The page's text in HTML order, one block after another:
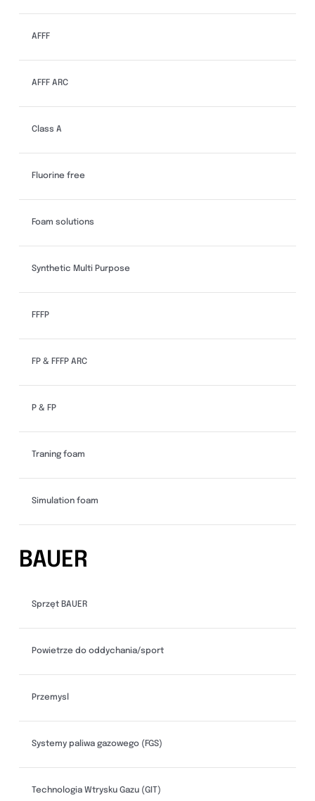
AFFF
AFFF ARC
Class A
Fluorine free
Foam solutions
Synthetic Multi Purpose
FFFP
FP & FFFP ARC
P & FP
Traning foam
Simulation foam
BAUER
Sprzęt BAUER
Powietrze do oddychania/sport
Przemysl
Systemy paliwa gazowego (FGS)
Technologia Wtrysku Gazu (GIT)